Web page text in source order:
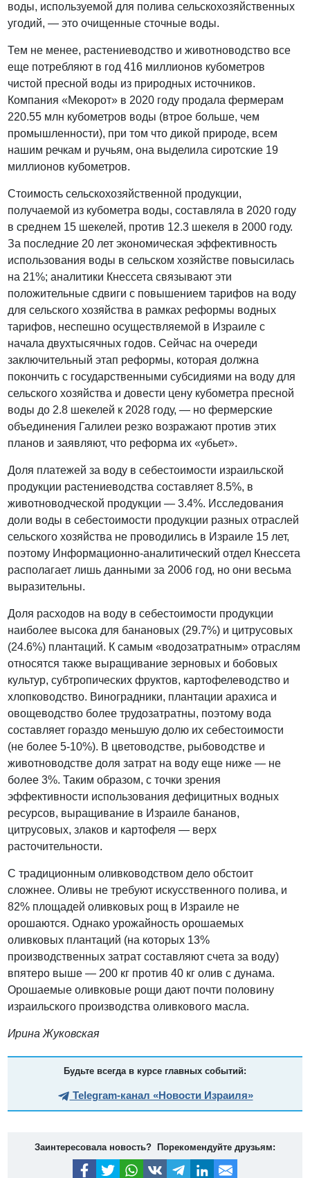
воды, используемой для полива сельскохозяйственных
угодий, — это очищенные сточные воды.
Тем не менее, растениеводство и животноводство все
еще потребляют в год 416 миллионов кубометров
чистой пресной воды из природных источников.
Компания «Мекорот» в 2020 году продала фермерам
220.55 млн кубометров воды (втрое больше, чем
промышленности), при том что дикой природе, всем
нашим речкам и ручьям, она выделила сиротские 19
миллионов кубометров.
Стоимость сельскохозяйственной продукции,
получаемой из кубометра воды, составляла в 2020 году
в среднем 15 шекелей, против 12.3 шекеля в 2000 году.
За последние 20 лет экономическая эффективность
использования воды в сельском хозяйстве повысилась
на 21%; аналитики Кнессета связывают эти
положительные сдвиги с повышением тарифов на воду
для сельского хозяйства в рамках реформы водных
тарифов, неспешно осуществляемой в Израиле с
начала двухтысячных годов. Сейчас на очереди
заключительный этап реформы, которая должна
покончить с государственными субсидиями на воду для
сельского хозяйства и довести цену кубометра пресной
воды до 2.8 шекелей к 2028 году, — но фермерские
объединения Галилеи резко возражают против этих
планов и заявляют, что реформа их «убьет».
Доля платежей за воду в себестоимости израильской
продукции растениеводства составляет 8.5%, в
животноводческой продукции — 3.4%. Исследования
доли воды в себестоимости продукции разных отраслей
сельского хозяйства не проводились в Израиле 15 лет,
поэтому Информационно-аналитический отдел Кнессета
располагает лишь данными за 2006 год, но они весьма
выразительны.
Доля расходов на воду в себестоимости продукции
наиболее высока для банановых (29.7%) и цитрусовых
(24.6%) плантаций. К самым «водозатратным» отраслям
относятся также выращивание зерновых и бобовых
культур, субтропических фруктов, картофелеводство и
хлопководство. Виноградники, плантации арахиса и
овощеводство более трудозатратны, поэтому вода
составляет гораздо меньшую долю их себестоимости
(не более 5-10%). В цветоводстве, рыбоводстве и
животноводстве доля затрат на воду еще ниже — не
более 3%. Таким образом, с точки зрения
эффективности использования дефицитных водных
ресурсов, выращивание в Израиле бананов,
цитрусовых, злаков и картофеля — верх
расточительности.
С традиционным оливководством дело обстоит
сложнее. Оливы не требуют искусственного полива, и
82% площадей оливковых рощ в Израиле не
орошаются. Однако урожайность орошаемых
оливковых плантаций (на которых 13%
производственных затрат составляют счета за воду)
впятеро выше — 200 кг против 40 кг олив с дунама.
Орошаемые оливковые рощи дают почти половину
израильского производства оливкового масла.
Ирина Жуковская
Будьте всегда в курсе главных событий:
Telegram-канал «Новости Израиля»
Заинтересовала новость? Порекомендуйте друзьям: